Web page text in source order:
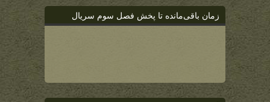
زمان باقی‌مانده تا پخش فصل سوم سریال